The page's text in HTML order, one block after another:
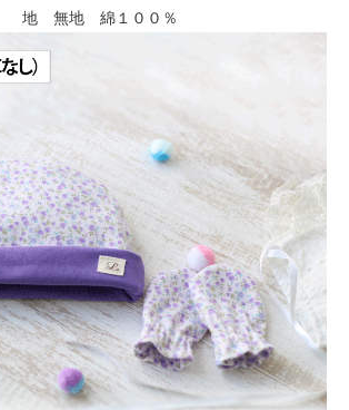
地 無地 綿１００％